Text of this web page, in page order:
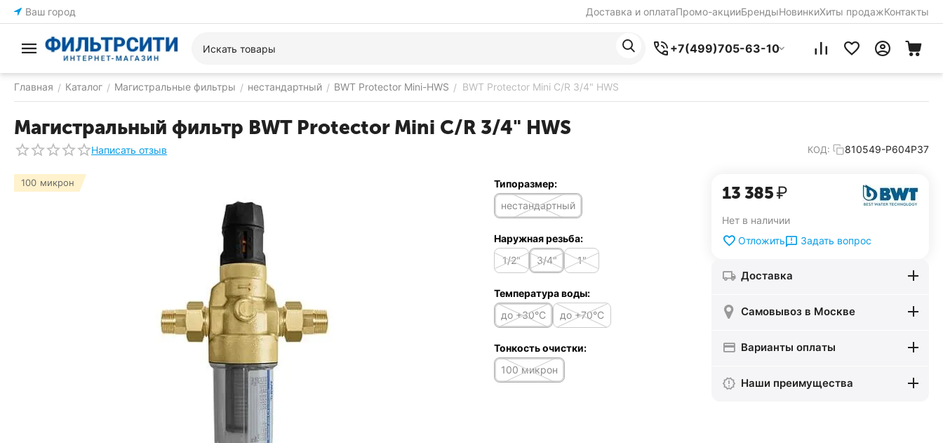
Ваш город Доставка и оплатаПромо-акцииБрендыНовинкиХиты продажКонтакты
+7(499)705-63-10
Главная / Каталог / Магистральные фильтры / нестандартный / BWT Protector Mini-HWS / BWT Protector Mini C/R 3/4" HWS
Магистральный фильтр BWT Protector Mini C/R 3/4" HWS
Написать отзыв КОД: 810549-Р604Р37
100 микрон
Типоразмер:
нестандартный
Наружная резьба:
1/2"
3/4" 1"
Температура воды:
до +30°C
до +70°C
Тонкость очистки:
100 микрон
13 385₽
Нет в наличии
Отложить
Задать вопрос
Доставка
Самовывоз в Москве
Варианты оплаты
Наши преимущества